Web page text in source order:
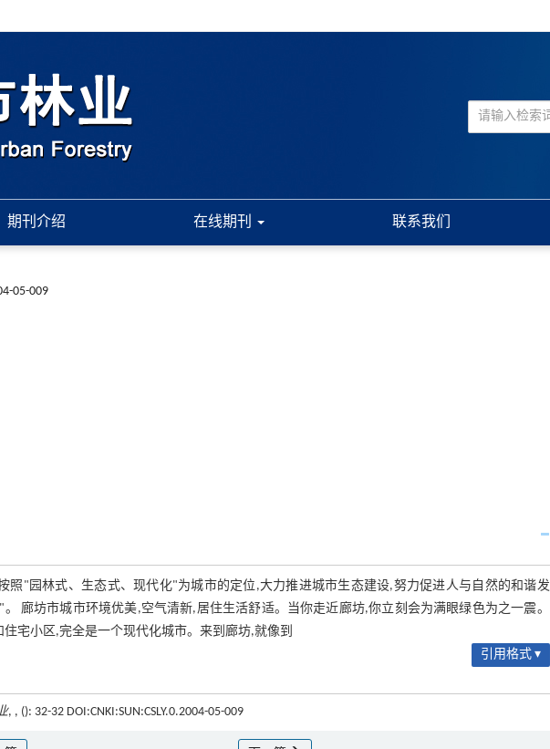
期刊介绍 在线期刊 联系我们
05-009
照"园林式、生态式、现代化"为城市的定位,大力推进城市生态建设,努力促进人与自然的和谐发
廊坊市城市环境优美,空气清新,居住生活舒适。当你走近廊坊,你立刻会为满眼绿色为之一震。
宅小区,完全是一个现代化城市。来到廊坊,就像到
引用格式 ▾
, , (): 32-32 DOI:CNKI:SUN:CSLY.0.2004-05-009